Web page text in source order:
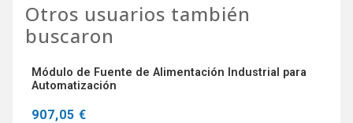
Otros usuarios también
buscaron
Módulo de Fuente de Alimentación Industrial para
Automatización
907,05 €